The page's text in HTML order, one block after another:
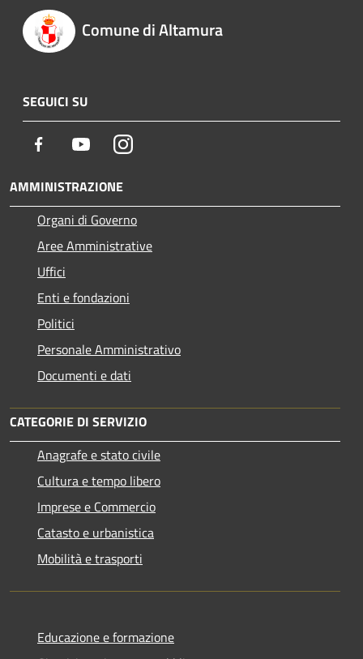
Comune di Altamura
SEGUICI SU
Facebook YoutubeInstagram
AMMINISTRAZIONE
Organi di Governo
Aree Amministrative
Uffici
Enti e fondazioni
Politici
Personale Amministrativo
Documenti e dati
CATEGORIE DI SERVIZIO
Anagrafe e stato civile
Cultura e tempo libero
Imprese e Commercio
Catasto e urbanistica
Mobilità e trasporti
Educazione e formazione